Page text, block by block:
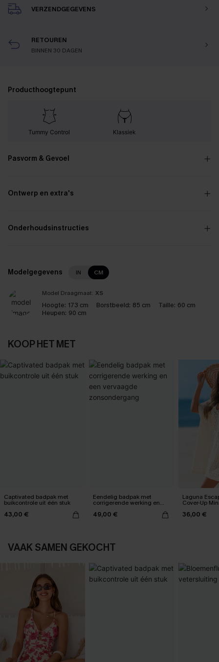
VERZENDGEGEVENS
RETOUREN
BINNEN 30 DAGEN
Producthoogtepunt
Tummy Control Klassiek
Pasvorm & Gevoel
Ontwerp en extra's
Onderhoudsinstructies
Modelgegevens IN CM
Model Draagmaat: XS
Hoogte: 173 cm Borstbeeld: 85 cm Taille: 60 cm
Heupen: 90 cm
KOOP HET MET
Captivated badpak met
buikcontrole uit één stuk
43,00 €
Eendelig badpak met
corrigerende werking en
een vervaagde
zonsondergang
49,00 €
Laguna
Cover-Up
36,00 €
VAAK SAMEN GEKOCHT